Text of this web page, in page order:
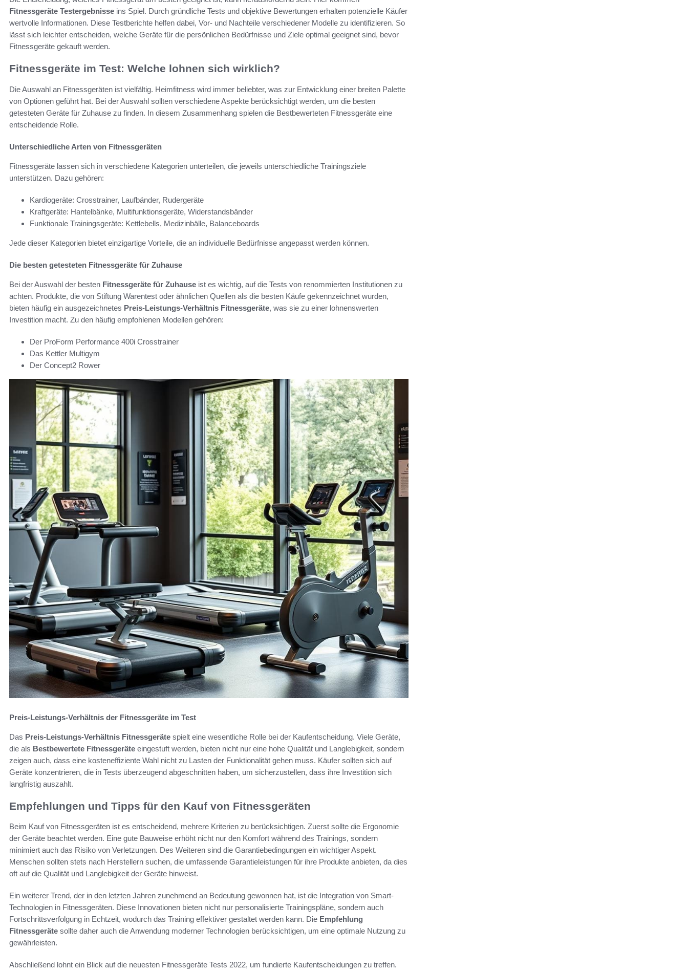
Fitnessgeräte Testergebnisse ins Spiel. Durch gründliche Tests und objektive Bewertungen erhalten potenzielle Käufer
wertvolle Informationen. Diese Testberichte helfen dabei, Vor- und Nachteile verschiedener Modelle zu identifizieren. So
lässt sich leichter entscheiden, welche Geräte für die persönlichen Bedürfnisse und Ziele optimal geeignet sind, bevor
Fitnessgeräte gekauft werden.
Fitnessgeräte im Test: Welche lohnen sich wirklich?
Die Auswahl an Fitnessgeräten ist vielfältig. Heimfitness wird immer beliebter, was zur Entwicklung einer breiten Palette
von Optionen geführt hat. Bei der Auswahl sollten verschiedene Aspekte berücksichtigt werden, um die besten
getesteten Geräte für Zuhause zu finden. In diesem Zusammenhang spielen die Bestbewerteten Fitnessgeräte eine
entscheidende Rolle.
Unterschiedliche Arten von Fitnessgeräten
Fitnessgeräte lassen sich in verschiedene Kategorien unterteilen, die jeweils unterschiedliche Trainingsziele
unterstützen. Dazu gehören:
Kardiogeräte: Crosstrainer, Laufbänder, Rudergeräte
Kraftgeräte: Hantelbänke, Multifunktionsgeräte, Widerstandsbänder
Funktionale Trainingsgeräte: Kettlebells, Medizinbälle, Balanceboards
Jede dieser Kategorien bietet einzigartige Vorteile, die an individuelle Bedürfnisse angepasst werden können.
Die besten getesteten Fitnessgeräte für Zuhause
Bei der Auswahl der besten Fitnessgeräte für Zuhause ist es wichtig, auf die Tests von renommierten Institutionen zu
achten. Produkte, die von Stiftung Warentest oder ähnlichen Quellen als die besten Käufe gekennzeichnet wurden,
bieten häufig ein ausgezeichnetes Preis-Leistungs-Verhältnis Fitnessgeräte, was sie zu einer lohnenswerten
Investition macht. Zu den häufig empfohlenen Modellen gehören:
Der ProForm Performance 400i Crosstrainer
Das Kettler Multigym
Der Concept2 Rower
Preis-Leistungs-Verhältnis der Fitnessgeräte im Test
Das Preis-Leistungs-Verhältnis Fitnessgeräte spielt eine wesentliche Rolle bei der Kaufentscheidung. Viele Geräte,
die als Bestbewertete Fitnessgeräte eingestuft werden, bieten nicht nur eine hohe Qualität und Langlebigkeit, sondern
zeigen auch, dass eine kosteneffiziente Wahl nicht zu Lasten der Funktionalität gehen muss. Käufer sollten sich auf
Geräte konzentrieren, die in Tests überzeugend abgeschnitten haben, um sicherzustellen, dass ihre Investition sich
langfristig auszahlt.
Empfehlungen und Tipps für den Kauf von Fitnessgeräten
Beim Kauf von Fitnessgeräten ist es entscheidend, mehrere Kriterien zu berücksichtigen. Zuerst sollte die Ergonomie
der Geräte beachtet werden. Eine gute Bauweise erhöht nicht nur den Komfort während des Trainings, sondern
minimiert auch das Risiko von Verletzungen. Des Weiteren sind die Garantiebedingungen ein wichtiger Aspekt.
Menschen sollten stets nach Herstellern suchen, die umfassende Garantieleistungen für ihre Produkte anbieten, da dies
oft auf die Qualität und Langlebigkeit der Geräte hinweist.
Ein weiterer Trend, der in den letzten Jahren zunehmend an Bedeutung gewonnen hat, ist die Integration von Smart-
Technologien in Fitnessgeräten. Diese Innovationen bieten nicht nur personalisierte Trainingspläne, sondern auch
Fortschrittsverfolgung in Echtzeit, wodurch das Training effektiver gestaltet werden kann. Die Empfehlung
Fitnessgeräte sollte daher auch die Anwendung moderner Technologien berücksichtigen, um eine optimale Nutzung zu
gewährleisten.
Abschließend lohnt ein Blick auf die neuesten Fitnessgeräte Tests 2022, um fundierte Kaufentscheidungen zu treffen.